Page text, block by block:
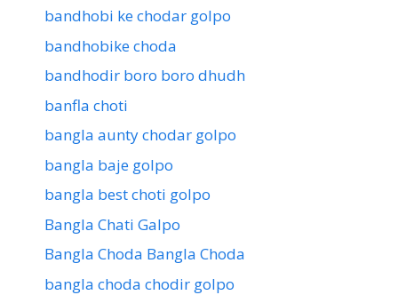
bandhobi ke chodar golpo
bandhobike choda
bandhodir boro boro dhudh
banfla choti
bangla aunty chodar golpo
bangla baje golpo
bangla best choti golpo
Bangla Chati Galpo
Bangla Choda Bangla Choda
bangla choda chodir golpo